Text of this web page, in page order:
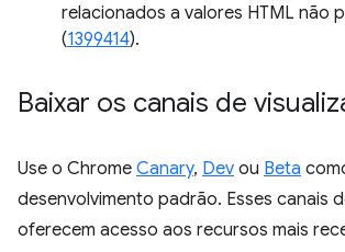
relacionados a valores HTML não
(1399414).
Baixar os canais de
Use o Chrome Canary, Dev ou Beta
desenvolvimento padrão. Esses canais
oferecem acesso aos recursos mais